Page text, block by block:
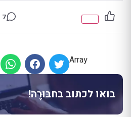
7
Array
בואו לכתוב בחבּוּרֶה!